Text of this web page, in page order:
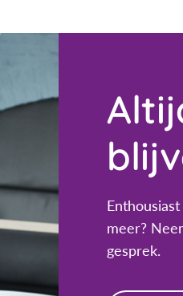
meer?
gesprek.